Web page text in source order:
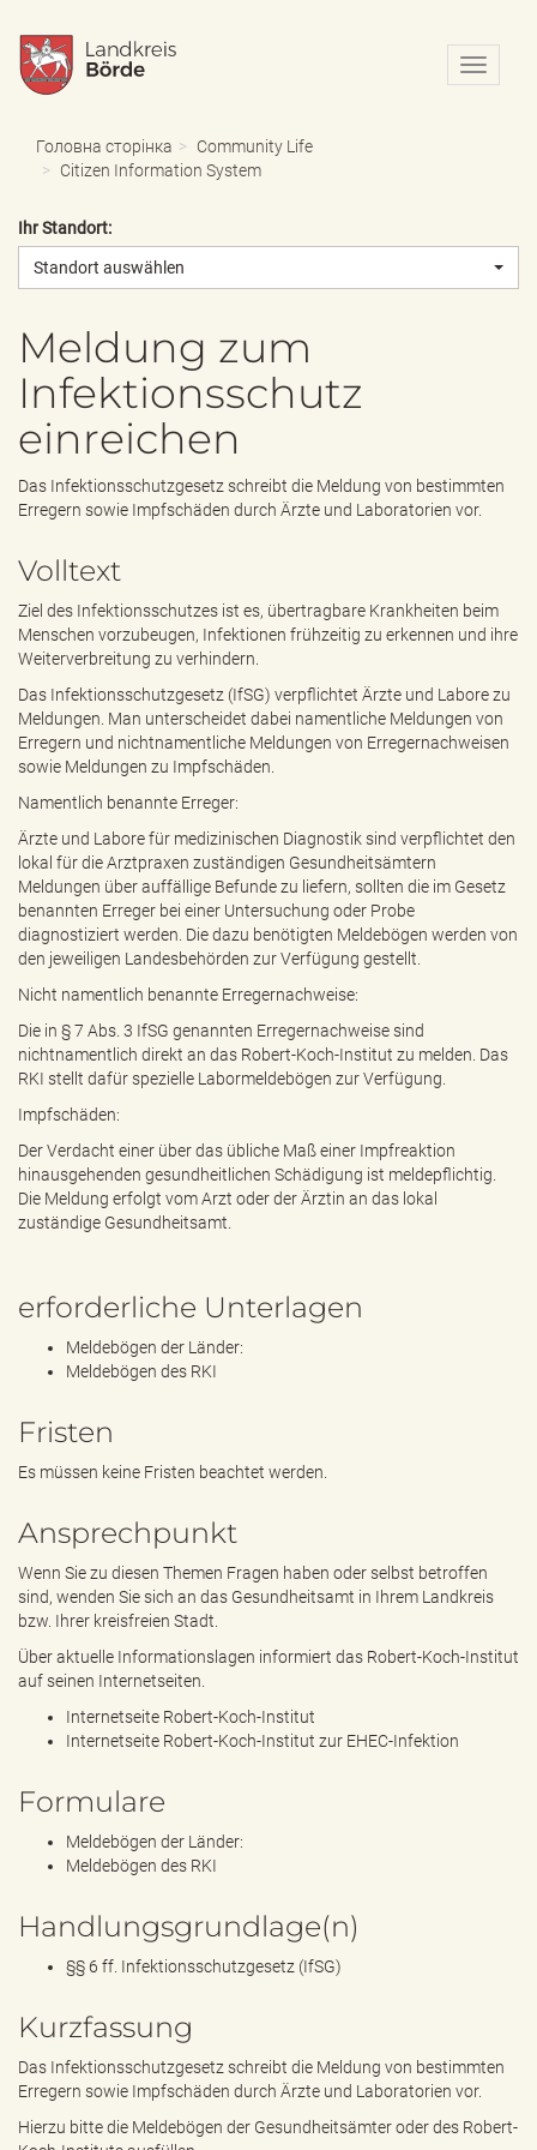
N
a
n
b
l
e
n
Головна сторінка
Community Life
Citizen Information System
Ihr Standort:
Standort auswählen
Meldung zum
Infektionsschutz
einreichen
Das Infektionsschutzgesetz schreibt die Meldung von bestimmten
Erregern sowie Impfschäden durch Ärzte und Laboratorien vor.
Volltext
Ziel des Infektionsschutzes ist es, übertragbare Krankheiten beim
Menschen vorzubeugen, Infektionen frühzeitig zu erkennen und ihre
Weiterverbreitung zu verhindern.
Das Infektionsschutzgesetz (IfSG) verpflichtet Ärzte und Labore zu
Meldungen. Man unterscheidet dabei namentliche Meldungen von
Erregern und nichtnamentliche Meldungen von Erregernachweisen
sowie Meldungen zu Impfschäden.
Namentlich benannte Erreger:
Ärzte und Labore für medizinischen Diagnostik sind verpflichtet den
lokal für die Arztpraxen zuständigen Gesundheitsämtern
Meldungen über auffällige Befunde zu liefern, sollten die im Gesetz
benannten Erreger bei einer Untersuchung oder Probe
diagnostiziert werden. Die dazu benötigten Meldebögen werden von
den jeweiligen Landesbehörden zur Verfügung gestellt.
Nicht namentlich benannte Erregernachweise:
Die in § 7 Abs. 3 IfSG genannten Erregernachweise sind
nichtnamentlich direkt an das Robert-Koch-Institut zu melden. Das
RKI stellt dafür spezielle Labormeldebögen zur Verfügung.
Impfschäden:
Der Verdacht einer über das übliche Maß einer Impfreaktion
hinausgehenden gesundheitlichen Schädigung ist meldepflichtig.
Die Meldung erfolgt vom Arzt oder der Ärztin an das lokal
zuständige Gesundheitsamt.
erforderliche Unterlagen
Meldebögen der Länder:
Meldebögen des RKI
Fristen
Es müssen keine Fristen beachtet werden.
Ansprechpunkt
Wenn Sie zu diesen Themen Fragen haben oder selbst betroffen
sind, wenden Sie sich an das Gesundheitsamt in Ihrem Landkreis
bzw. Ihrer kreisfreien Stadt.
Über aktuelle Informationslagen informiert das Robert-Koch-Institut
auf seinen Internetseiten.
Internetseite Robert-Koch-Institut
Internetseite Robert-Koch-Institut zur EHEC-Infektion
Formulare
Meldebögen der Länder:
Meldebögen des RKI
Handlungsgrundlage(n)
§§ 6 ff. Infektionsschutzgesetz (IfSG)
Kurzfassung
Das Infektionsschutzgesetz schreibt die Meldung von bestimmten
Erregern sowie Impfschäden durch Ärzte und Laboratorien vor.
Hierzu bitte die Meldebögen der Gesundheitsämter oder des Robert-